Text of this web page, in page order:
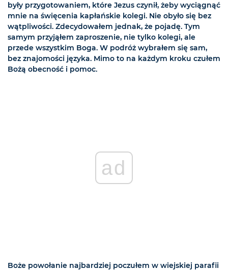
były przygotowaniem, które Jezus czynił, żeby wyciągnąć
mnie na święcenia kapłańskie kolegi. Nie obyło się bez
wątpliwości. Zdecydowałem jednak, że pojadę. Tym
samym przyjąłem zaproszenie, nie tylko kolegi, ale
przede wszystkim Boga. W podróż wybrałem się sam,
bez znajomości języka. Mimo to na każdym kroku czułem
Bożą obecność i pomoc.
ad
Boże powołanie najbardziej poczułem w wiejskiej parafii